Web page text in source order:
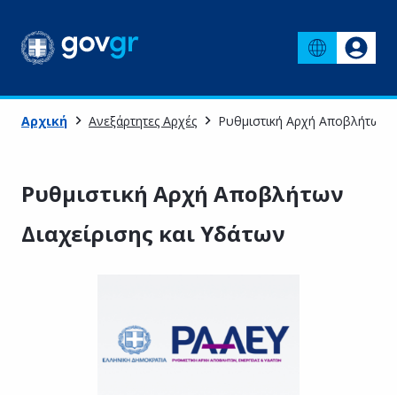
Αρχική Ανεξάρτητες Αρχές Ρυθμιστική Αρχή Αποβλήτων
Ρυθμιστική Αρχή Αποβλήτων
Διαχείρισης και Υδάτων